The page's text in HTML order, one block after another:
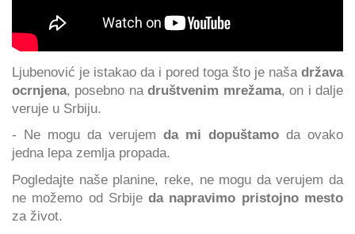
Ljubenović je istakao da i pored toga što je naša država
ocrnjena, posebno nadruštvenim mrežama, on i dalje
veruje u Srbiju.
- Ne mogu da verujem da mi dopuštamo da ovako
jedna lepa zemlja propada.
Pogledajte naše planine, reke, ne mogu da verujem da
ne možemo od Srbijeda napravimo pristojno mesto
za život.